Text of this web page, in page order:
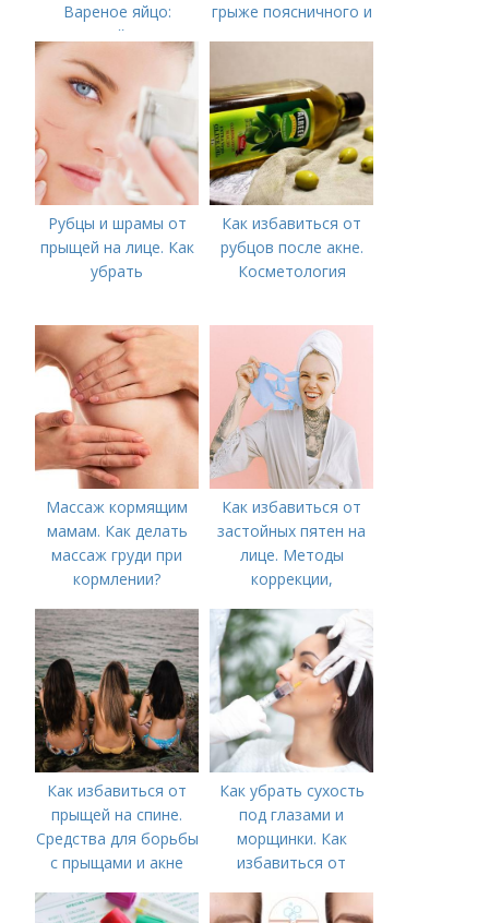
Вареное яйцо:
калорийность
грыже поясничного и
Рубцы и шрамы от
прыщей на лице. Как
убрать
Как избавиться от
рубцов после акне.
Косметология
Массаж кормящим
мамам. Как делать
массаж груди при
кормлении?
Как избавиться от
застойных пятен на
лице. Методы
коррекции,
акне и удаления
рубцов и шрамов
постакне
Как избавиться от
прыщей на спине.
Средства для борьбы
с прыщами и акне
Как убрать сухость
под глазами и
морщинки. Как
избавиться от
косметологические